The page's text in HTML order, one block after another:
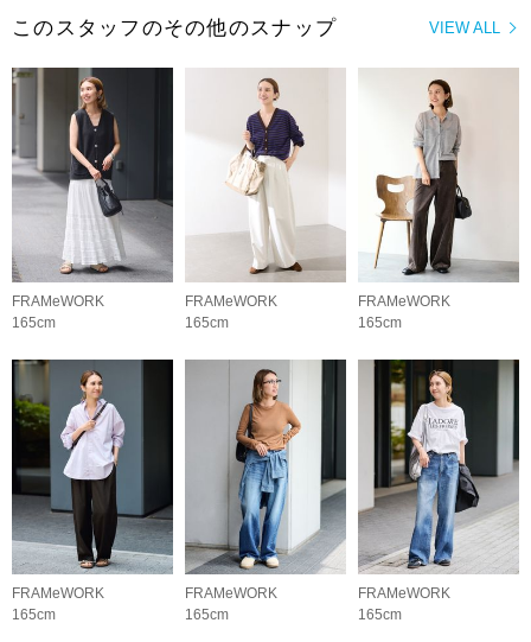
VIEW ALL
このスタッフのその他のスナップ
FRAMeWORK
165cm
FRAMeWORK
165cm
FRAMeWORK
165cm
FRAMeWORK
165cm
FRAMeWORK
165cm
FRAMeWORK
165cm